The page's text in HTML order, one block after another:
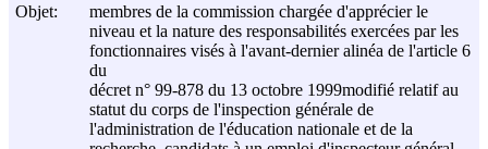
Objet:
membres de la commission chargée d'apprécier le
niveau et la nature des responsabilités exercées par les
fonctionnaires visés à l'avant-dernier alinéa de l'article 6
du
décret n° 99-878 du 13 octobre 1999modifié relatif au
statut du corps de l'inspection générale de
l'administration de l'éducation nationale et de la